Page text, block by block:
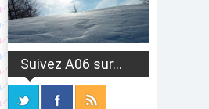
Suivez A06 sur...